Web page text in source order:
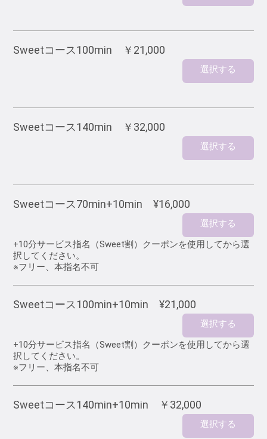
Sweetコース100min ￥21,000
選択する
Sweetコース140min ￥32,000
選択する
Sweetコース70min+10min ¥16,000
選択する
+10分サービス指名（Sweet割）クーポンを使用してから選
択してください。
※フリー、本指名不可
Sweetコース100min+10min ¥21,000
選択する
+10分サービス指名（Sweet割）クーポンを使用してから選
択してください。
※フリー、本指名不可
Sweetコース140min+10min ￥32,000
選択する